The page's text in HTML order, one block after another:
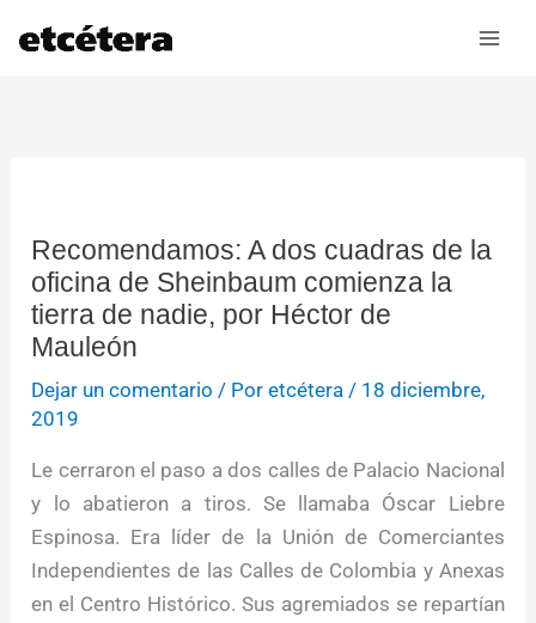
Recomendamos: A dos cuadras de la
oficina de Sheinbaum comienza la
tierra de nadie, por Héctor de
Mauleón
Dejar un comentario / Poretcétera / 18 diciembre,
2019
Le cerraron el paso a dos calles de Palacio Nacional
y lo abatieron a tiros. Se llamaba Óscar Liebre
Espinosa. Era líder de la Unión de Comerciantes
Independientes de las Calles de Colombia y Anexas
en el Centro Histórico. Sus agremiados se repartían